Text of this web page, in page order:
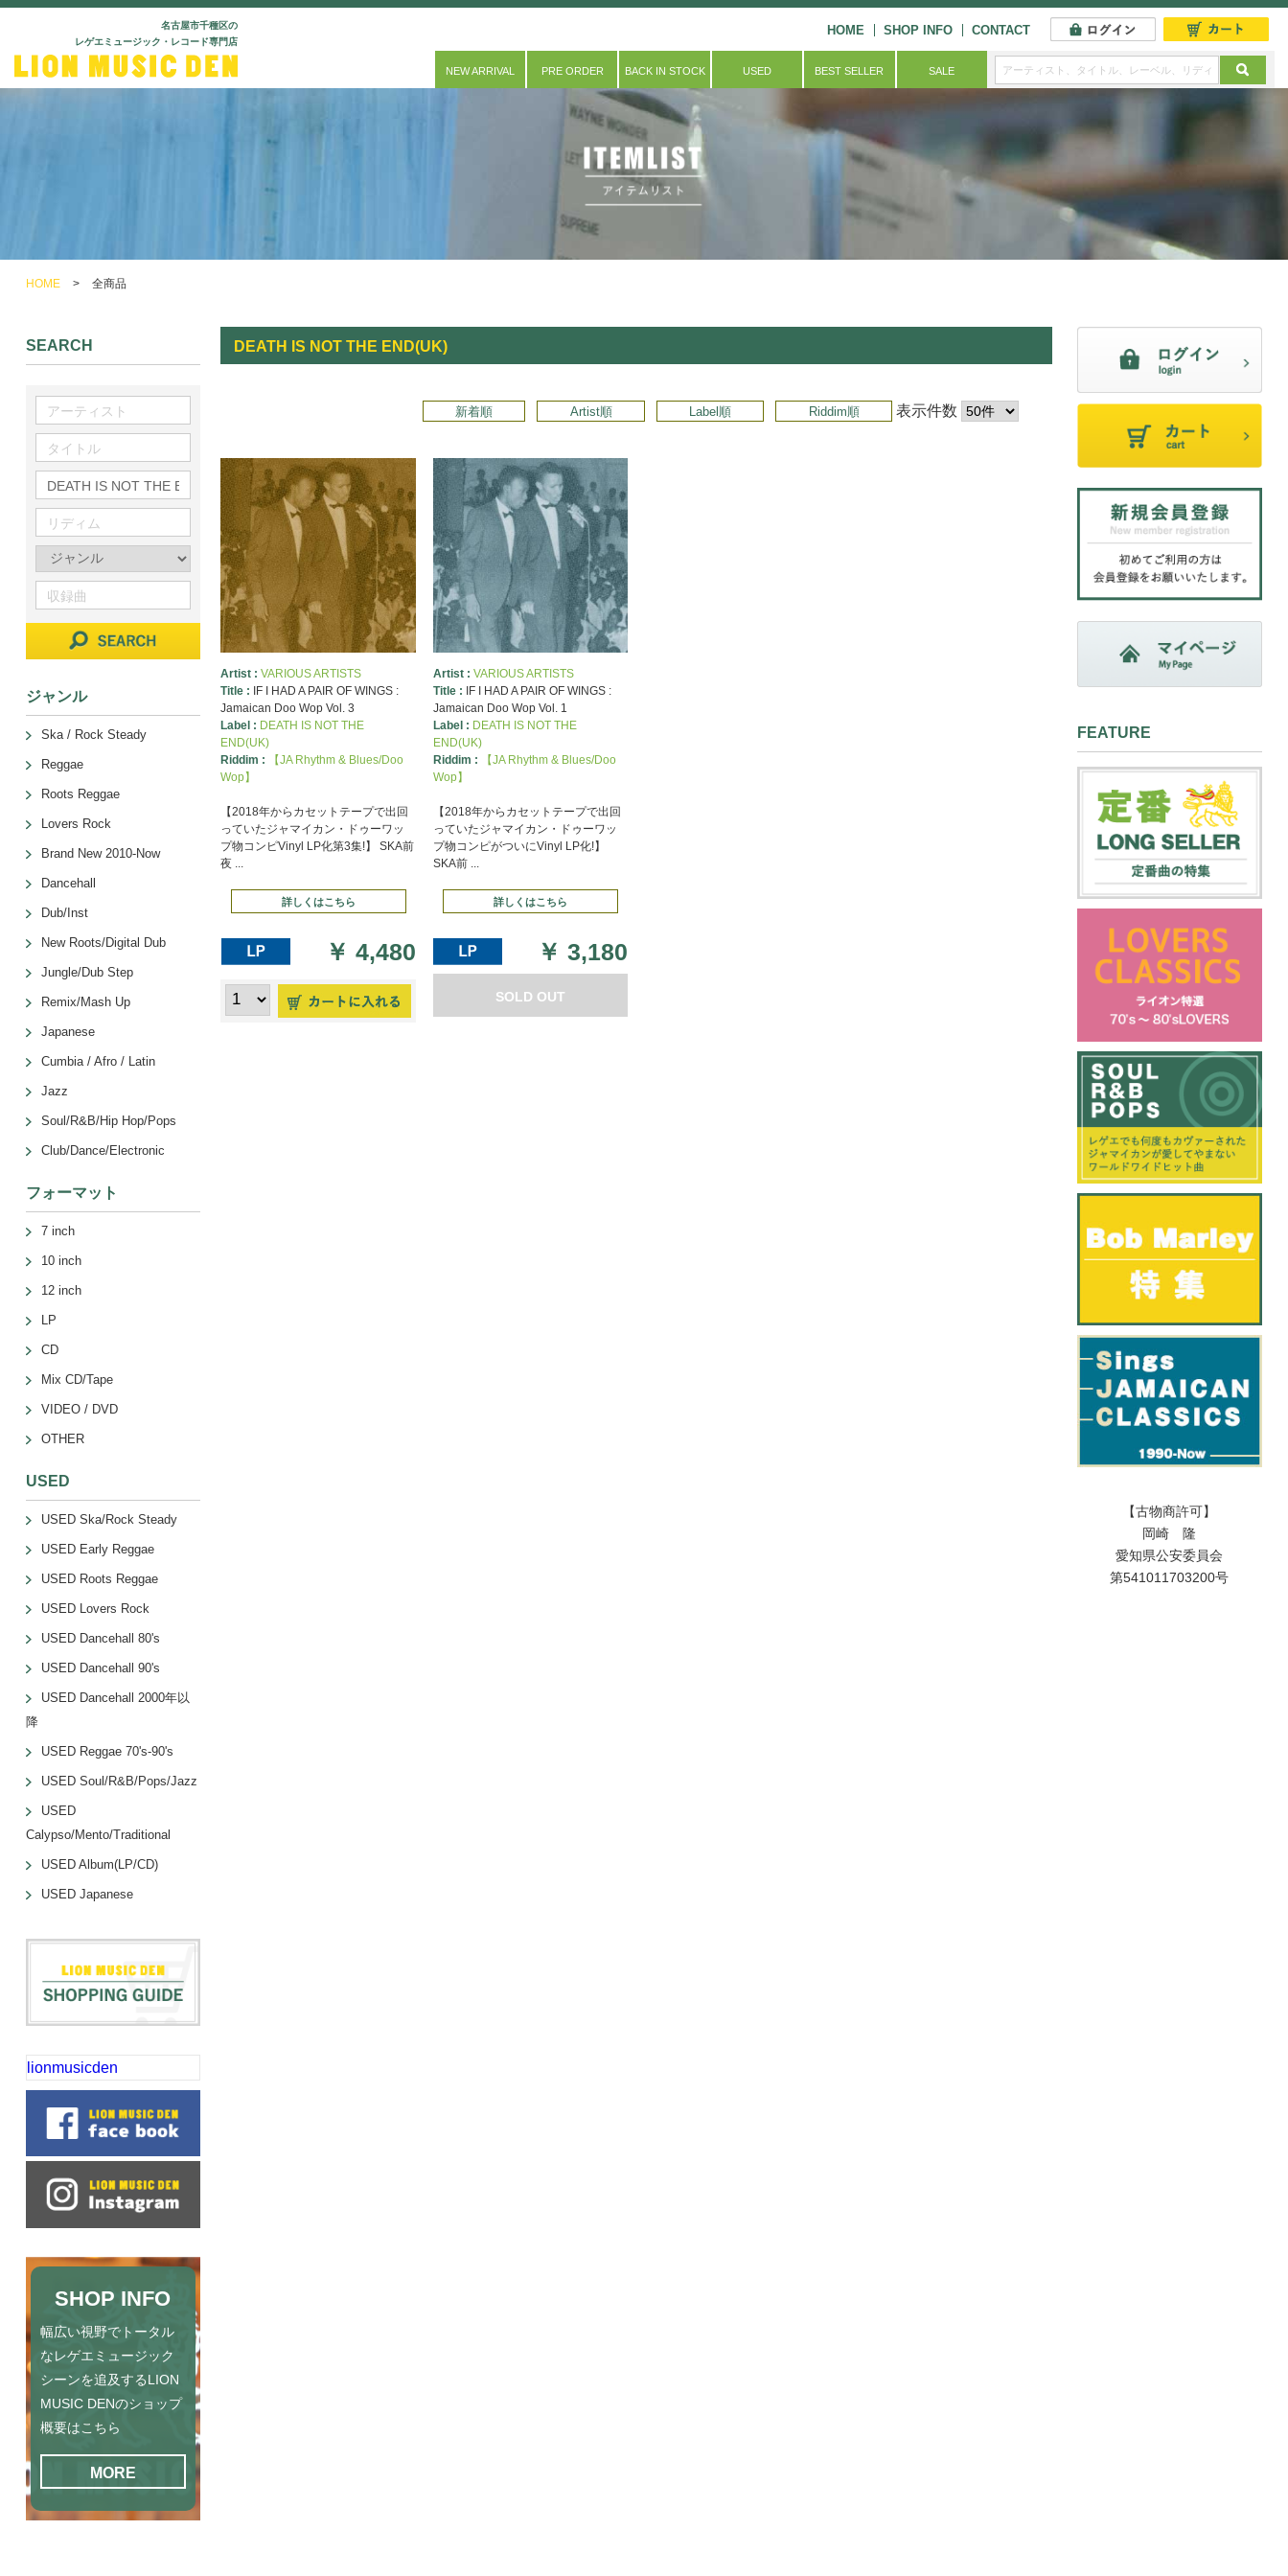
名古屋市千種区の
レゲエミュージック・レコード専門店
HOME SHOP INFO CONTACT
NEW ARRIVAL PRE ORDER BACK IN STOCK USED BEST SELLER SALE
HOME > 全商品
DEATH IS NOT THE END(UK)
新着順 Artist順 Label順 Riddim順 表示件数
Artist :VARIOUS ARTISTS
Title :
IF I HAD A PAIR OF WINGS :
Jamaican Doo Wop Vol. 3
Label : DEATH IS NOT THE
END(UK)
Riddim :
【JA Rhythm & Blues/Doo
Wop】
【2018年からカセットテープで出回
っていたジャマイカン・ドゥーワッ
プ物コンピVinyl LP化第3集!】 SKA前
夜 ...
詳しくはこちら
￥4,480
Artist : VARIOUS ARTISTS
Title :
IF I HAD A PAIR OF WINGS :
Jamaican Doo Wop Vol. 1
Label : DEATH IS NOT THE
END(UK)
Riddim :
【JA Rhythm & Blues/Doo
Wop】
【2018年からカセットテープで出回
っていたジャマイカン・ドゥーワッ
プ物コンピがついにVinyl LP化!】
SKA前 ...
詳しくはこちら
￥3,180
SOLD OUT
SEARCH
ジャンル
Ska / Rock Steady
Reggae
Roots Reggae
Lovers Rock
Brand New 2010-Now
Dancehall
Dub/Inst
New Roots/Digital Dub
Jungle/Dub Step
Remix/Mash Up
Japanese
Cumbia / Afro / Latin
Jazz
Soul/R&B/Hip Hop/Pops
Club/Dance/Electronic
フォーマット
7 inch
10 inch
12 inch
LP
CD
Mix CD/Tape
VIDEO / DVD
OTHER
USED
USED Ska/Rock Steady
USED Early Reggae
USED Roots Reggae
USED Lovers Rock
USED Dancehall 80's
USED Dancehall 90's
USED Dancehall 2000年以
降
USED Reggae 70's-90's
USED Soul/R&B/Pops/Jazz
USED
Calypso/Mento/Traditional
USED Album(LP/CD)
USED Japanese
lionmusicden
SHOP INFO
幅広い視野でトータル
なレゲエミュージック
シーンを追及するLION
MUSIC DENのショップ
概要はこちら
MORE
FEATURE
【古物商許可】
岡崎 隆
愛知県公安委員会
第541011703200号